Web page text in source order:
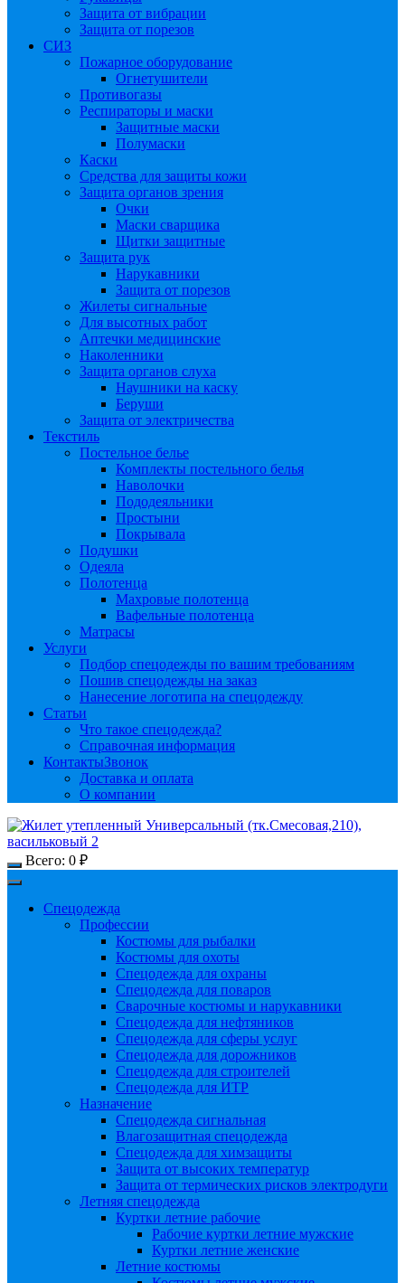
Защита от вибрации
Защита от порезов
СИЗ
Пожарное оборудование
Огнетушители
Противогазы
Респираторы и маски
Защитные маски
Полумаски
Каски
Средства для защиты кожи
Защита органов зрения
Очки
Маски сварщика
Щитки защитные
Защита рук
Нарукавники
Защита от порезов
Жилеты сигнальные
Для высотных работ
Аптечки медицинские
Наколенники
Защита органов слуха
Наушники на каску
Беруши
Защита от электричества
Текстиль
Постельное белье
Комплекты постельного белья
Наволочки
Пододеяльники
Простыни
Покрывала
Подушки
Одеяла
Полотенца
Махровые полотенца
Вафельные полотенца
Матрасы
Услуги
Подбор спецодежды по вашим требованиям
Пошив спецодежды на заказ
Нанесение логотипа на спецодежду
Статьи
Что такое спецодежда?
Справочная информация
КонтактыЗвонок
Доставка и оплата
О компании
Всего: 0 ₽
Спецодежда
Профессии
Костюмы для рыбалки
Костюмы для охоты
Спецодежда для охраны
Спецодежда для поваров
Сварочные костюмы и нарукавники
Спецодежда для нефтяников
Спецодежда для сферы услуг
Спецодежда для дорожников
Спецодежда для строителей
Спецодежда для ИТР
Назначение
Спецодежда сигнальная
Влагозащитная спецодежда
Спецодежда для химзащиты
Защита от высоких температур
Защита от термических рисков электродуги
Летняя спецодежда
Куртки летние рабочие
Рабочие куртки летние мужские
Куртки летние женские
Летние костюмы